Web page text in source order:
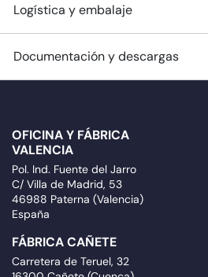
Logística y embalaje
Documentación y descargas
OFICINA Y FÁBRICA
VALENCIA
Pol. Ind. Fuente del Jarro
C/ Villa de Madrid, 53
46988 Paterna (Valencia)
España
FÁBRICA CAÑETE
Carretera de Teruel, 32